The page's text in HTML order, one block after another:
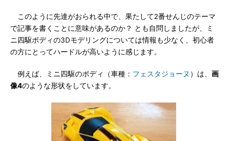
このように先達がおられる中で、果たして2番せんじのテーマ
で記事を書くことに意味があるのか？ とも自問しましたが、ミ
ニ四駆ボディの3Dモデリングについては情報も少なく、初心者
の方にとってハードルが高いように感じます。
例えば、ミニ四駆のボディ（車種： フェスタジョーヌ ）は、 画
像4のような形状をしています。